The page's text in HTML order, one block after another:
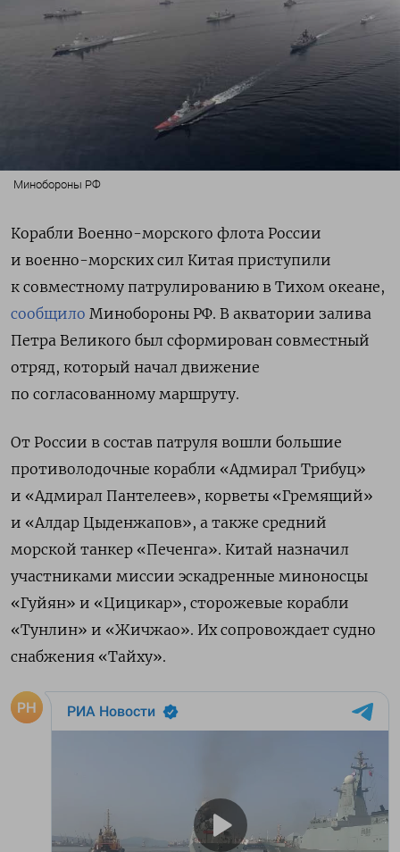
Минобороны РФ
Корабли Военно-морского флота России
и военно-морских сил Китая приступили
к совместному патрулированию в Тихом океане,
сообщило Минобороны РФ. В акватории залива
Петра Великого был сформирован совместный
отряд, который начал движение
по согласованному маршруту.
От России в состав патруля вошли большие
противолодочные корабли «Адмирал Трибуц»
и «Адмирал Пантелеев», корветы «Гремящий»
и «Алдар Цыденжапов», а также средний
морской танкер «Печенга». Китай назначил
участниками миссии эскадренные миноносцы
«Гуйян» и «Цицикар», сторожевые корабли
«Тунлин» и «Жичжао». Их сопровождает судно
снабжения «Тайху».